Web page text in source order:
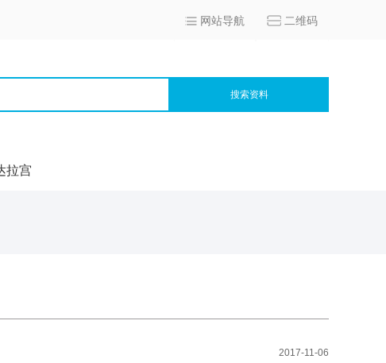
网站导航 二维码
搜索资料
拉宫
2017-11-06